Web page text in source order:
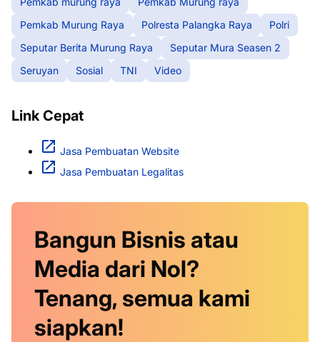
Pemkab Murung Raya
Polresta Palangka Raya
Polri
Seputar Berita Murung Raya
Seputar Mura Seasen 2
Seruyan
Sosial TNI Video
Link Cepat
Jasa Pembuatan Website
Jasa Pembuatan Legalitas
Bangun Bisnis atau
Media dari Nol?
Tenang, semua kami
siapkan!